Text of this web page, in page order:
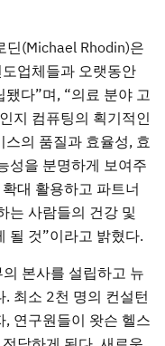
딘(Michael Rhodin)은
업체들과 오랫동안
다”며, “의료 분야 고
지 컴퓨팅의 획기적인
의 품질과 효율성, 효
성을 분명하게 보여주
대 활용하고 파트너
는 사람들의 건강 및
될 것”이라고 밝혔다.
본사를 설립하고 뉴
최소 2천 명의 컨설턴
, 연구원들이 왓슨 헬스